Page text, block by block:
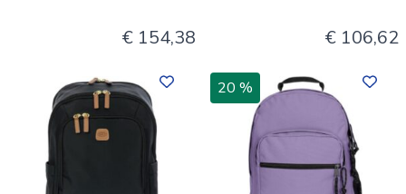
€ 154,38 € 106,62
20 %